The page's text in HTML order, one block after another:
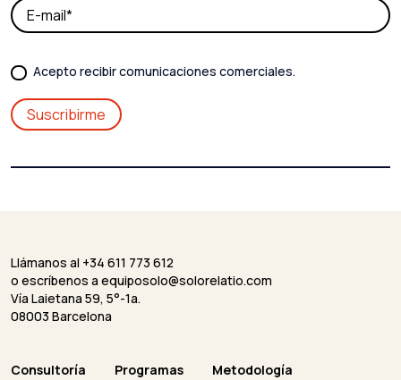
Acepto recibir comunicaciones comerciales.
Llámanos al +34 611 773 612
o escríbenos a equiposolo@solorelatio.com
Vía Laietana 59, 5°-1a.
08003 Barcelona
Consultoría Programas
Metodología